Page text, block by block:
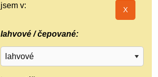
jsem v:
lahvové / čepované: